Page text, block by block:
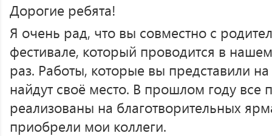
Дорогие ребята!
Я очень рад, что вы совместно с
фестивале, который проводится в
раз. Работы, которые вы представили
найдут своё место. В прошлом году все
реализованы на благотворительных
приобрели мои коллеги.